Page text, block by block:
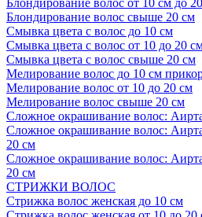
Блондирование волос от 10 см до
Блондирование волос свыше 20 см
Смывка цвета с волос до 10 см
Смывка цвета с волос от 10 до 20
Смывка цвета с волос свыше 20 см
Мелирование волос до 10 см
Мелирование волос от 10 до 20 см
Мелирование волос свыше 20 см
Сложное окрашивание волос:
Сложное окрашивание волос:
20 см
Сложное окрашивание волос:
20 см
СТРИЖКИ ВОЛОС
Стрижка волос женская до 10 см